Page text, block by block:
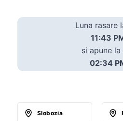
Luna rasare
11:43
si apune la
02:34
Slobozia